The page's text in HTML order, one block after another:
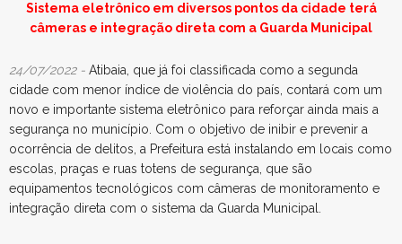
Sistema eletrônico em diversos pontos da cidade terá
câmeras e integração direta com a Guarda Municipal
24/07/2022 - Atibaia, que já foi classificada como a segunda
cidade com menor índice de violência do país, contará com um
novo e importante sistema eletrônico para reforçar ainda mais a
segurança no município. Com o objetivo de inibir e prevenir a
ocorrência de delitos, a Prefeitura está instalando em locais como
escolas, praças e ruas totens de segurança, que são
equipamentos tecnológicos com câmeras de monitoramento e
integração direta com o sistema da Guarda Municipal.